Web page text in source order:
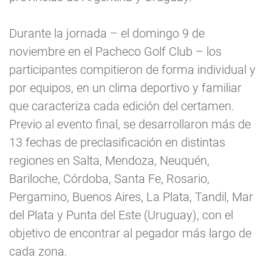
Durante la jornada – el domingo 9 de
noviembre en el Pacheco Golf Club – los
participantes compitieron de forma individual y
por equipos, en un clima deportivo y familiar
que caracteriza cada edición del certamen.
Previo al evento final, se desarrollaron más de
13 fechas de preclasificación en distintas
regiones en Salta, Mendoza, Neuquén,
Bariloche, Córdoba, Santa Fe, Rosario,
Pergamino, Buenos Aires, La Plata, Tandil, Mar
del Plata y Punta del Este (Uruguay), con el
objetivo de encontrar al pegador más largo de
cada zona.